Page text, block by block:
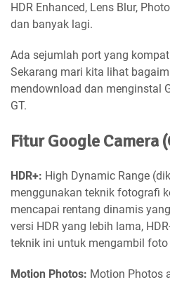
HDR Enhanced, Lens Blur,
dan banyak lagi.
Ada sejumlah port yang
Sekarang mari kita lihat
mendownload dan menginstal
GT.
Fitur Google Camera
HDR+: High Dynamic Range
menggunakan teknik fotografi
mencapai rentang dinamis
versi HDR yang lebih lama,
teknik ini untuk mengambil foto
Motion Photos: Motion Photos